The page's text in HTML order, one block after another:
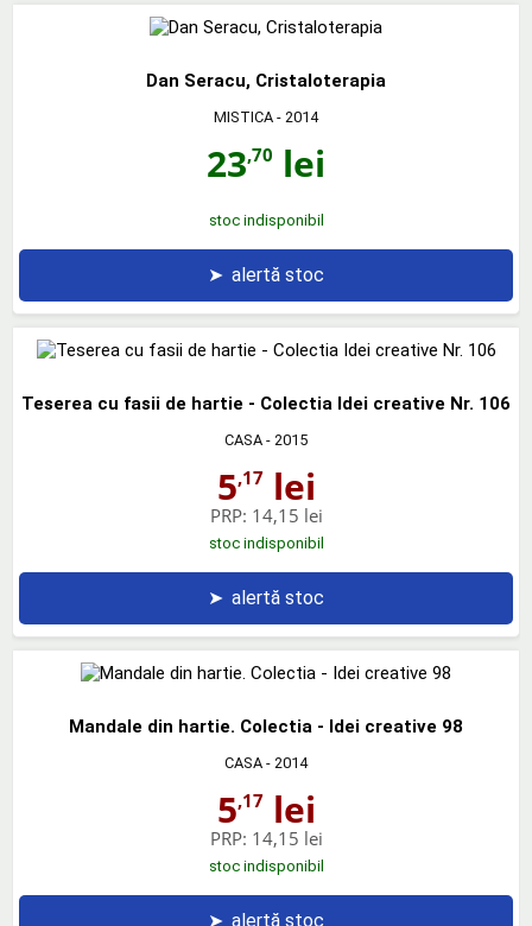
Dan Seracu, Cristaloterapia
MISTICA - 2014
23,70 lei
stoc indisponibil
➤ alertă stoc
Teserea cu fasii de hartie - Colectia Idei creative Nr. 106
CASA - 2015
5,17lei
PRP: 14,15 lei
stoc indisponibil
➤ alertă stoc
Mandale din hartie. Colectia - Idei creative 98
CASA - 2014
5,17lei
PRP: 14,15 lei
stoc indisponibil
➤ alertă stoc